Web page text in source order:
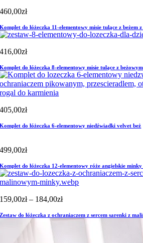
460,00zł
Komplet do łóżeczka 11-elementowy misie tulące z beżem
416,00zł
Komplet do łóżeczka 8-elementowy misie tulące z
405,00zł
Komplet do łóżeczka 6-elementowy niedźwiadki velvet beż
499,00zł
Komplet do łóżeczka 12-elementowy róże angielskie
159,00zł – 184,00złZakres
od
Zestaw do łóżeczka z ochraniaczem z sercem sarenki z